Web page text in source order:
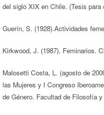
del siglo XIX en Chile. (Tesis
Guerín, S. (1928).Actividades
Kirkwood, J. (1987). Feminarios.
Malosetti Costa, L. (agosto de
las Mujeres y I Congreso
de Género. Facultad de Filosofía